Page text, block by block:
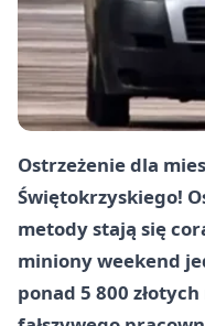
Ostrzeżenie dla
Świętokrzyskiego!
metody stają się
miniony weekend
ponad 5 800